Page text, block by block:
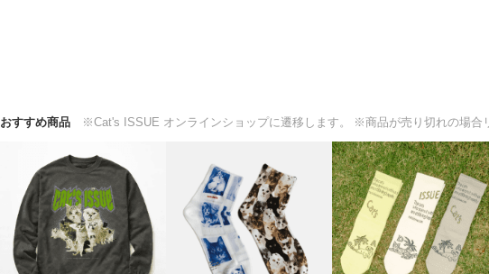
おすすめ商品 ※Cat's ISSUE オンラインショップに遷移します。 ※商品が売り切れの場合